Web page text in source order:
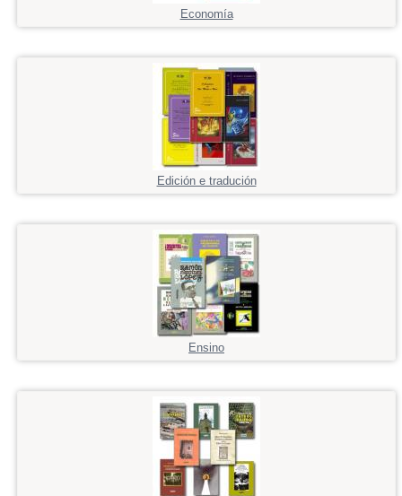
Economía
Edición e tradución
Ensino